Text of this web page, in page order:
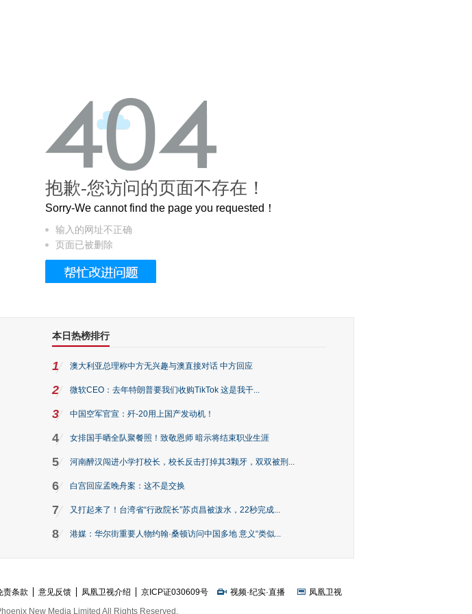
米的长卷，还原了600岁的紫禁城
抱歉-您访问的页面不存在！
Sorry-We cannot find the page you requested！
输入的网址不正确
页面已被删除
本日热榜排行
1 澳大利亚总理称中方无兴趣与澳直接对话 中方回应
2 微软CEO：去年特朗普要我们收购TikTok 这是我干...
3 中国空军官宣：歼-20用上国产发动机！
4 女排国手晒全队聚餐照！致敬恩师 暗示将结束职业生涯
5 河南醉汉闯进小学打校长，校长反击打掉其3颗牙，双双被刑...
6 白宫回应孟晚舟案：这不是交换
7 又打起来了！台湾省“行政院长”苏贞昌被泼水，22秒完成...
8 港媒：华尔街重要人物约翰·桑顿访问中国多地 意义“类似...
责条款 意见反馈 凤凰卫视介绍 京ICP证030609号 视频·纪实·直播
凤凰卫视
New Media Limited All Rights Reserved.